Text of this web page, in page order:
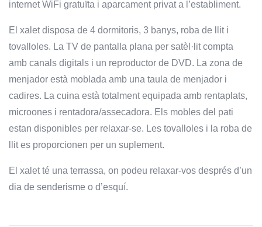
internet WiFi gratuïta i aparcament privat a l’establiment.
El xalet disposa de 4 dormitoris, 3 banys, roba de llit i
tovalloles. La TV de pantalla plana per satèl·lit compta
amb canals digitals i un reproductor de DVD. La zona de
menjador està moblada amb una taula de menjador i
cadires. La cuina està totalment equipada amb rentaplats,
microones i rentadora/assecadora. Els mobles del pati
estan disponibles per relaxar-se. Les tovalloles i la roba de
llit es proporcionen per un suplement.
El xalet té una terrassa, on podeu relaxar-vos després d’un
dia de senderisme o d’esquí.